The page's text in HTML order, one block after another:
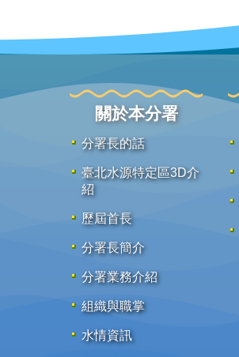
關於本分署
分署長的話
臺北水源特定區3D介
紹
歷屆首長
分署長簡介
分署業務介紹
組織與職掌
水情資訊